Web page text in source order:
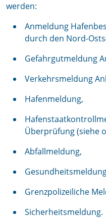
werden:
Anmeldung
durch den Nord-
Gefahrgutmeldung
Verkehrsmeldung
Hafenmeldung,
Überprüfung (siehe
Abfallmeldung,
Grenzpolizeiliche
Sicherheitsmeldung.